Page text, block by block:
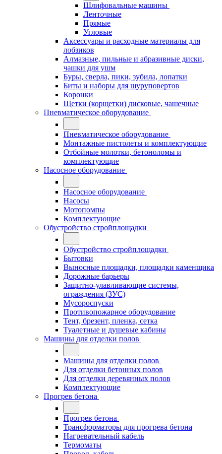
Шлифовальные машины
Ленточные
Прямые
Угловые
Аксессуары и расходные материалы для
лобзиков
Алмазные, пильные и абразивные диски,
чашки для ушм
Буры, сверла, пики, зубила, лопатки
Биты и наборы для шуруповертов
Коронки
Щетки (корщетки) дисковые, чашечные
Пневматическое оборудование
Пневматическое оборудование
Монтажные пистолеты и комплектующие
Отбойные молотки, бетоноломы и
комплектующие
Насосное оборудование
Насосное оборудование
Насосы
Мотопомпы
Комплектующие
Обустройство стройплощадки
Обустройство стройплощадки
Бытовки
Выносные площадки, площадки каменщика
Дорожные барьеры
Защитно-улавливающие системы,
ограждения (ЗУС)
Мусороспуски
Противопожарное оборудование
Тент, брезент, пленка, сетка
Туалетные и душевые кабины
Машины для отделки полов
Машины для отделки полов
Для отделки бетонных полов
Для отделки деревянных полов
Комплектующие
Прогрев бетона
Прогрев бетона
Трансформаторы для прогрева бетона
Нагревательный кабель
Термоматы